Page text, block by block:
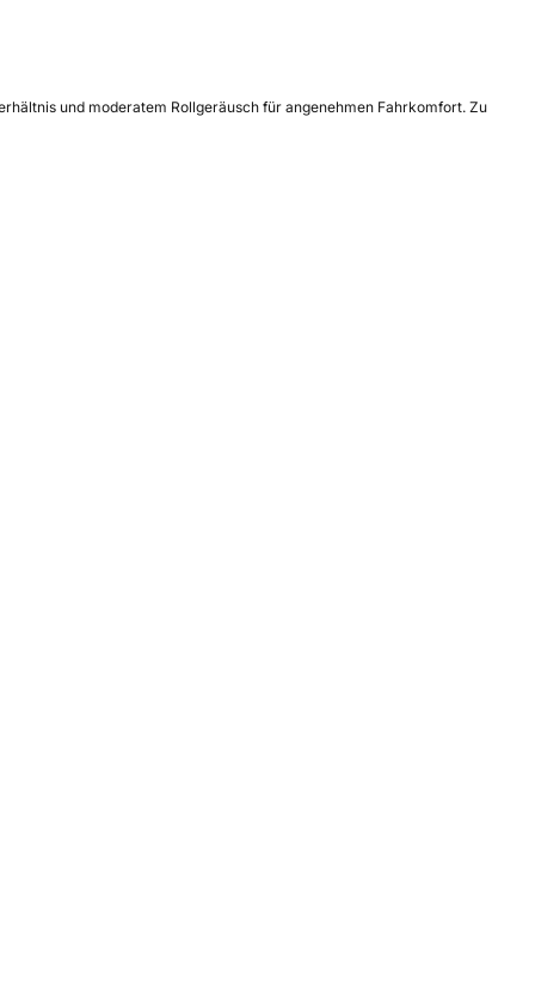
und moderatem Rollgeräusch für angenehmen Fahrkomfort. Zu